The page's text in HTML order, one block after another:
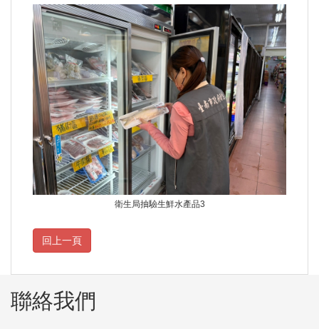
衛生局抽驗生鮮水產品3
聯絡我們